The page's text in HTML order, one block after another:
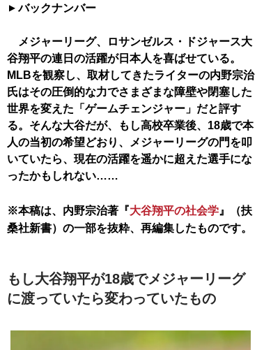
バックナンバー
メジャーリーグ、ロサンゼルス・ドジャース大
谷翔平の連日の活躍が日本人を喜ばせている。
MLBを観察し、取材してきたライターの内野宗治
氏はその圧倒的な力でさまざまな障壁や閉塞した
世界を変えた「ゲームチェンジャー」だと評す
る。そんな大谷だが、もし高校卒業後、18歳で本
人の当初の希望どおり、メジャーリーグの門を叩
いていたら、現在の活躍を遥かに超えた選手にな
ったかもしれない……
※本稿は、内野宗治著『大谷翔平の社会学 』（扶
桑社新書）の一部を抜粋、再編集したものです。
もし大谷翔平が18歳でメジャーリーグ
に渡っていたら変わっていたもの